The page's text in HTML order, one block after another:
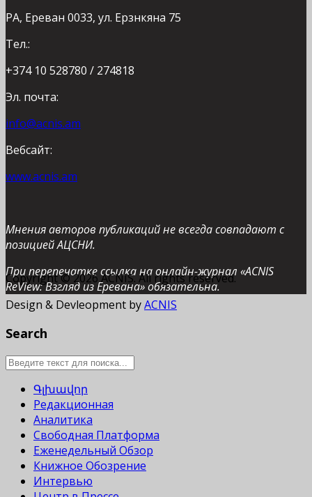
РА, Ереван 0033, ул. Ерзнкяна 75
Тел.:
+374 10 528780 / 274818
Эл. почта:
info@acnis.am
Вебсайт:
www.acnis.am
Мнения авторов публикаций не всегда совпадают с
позицией АЦСНИ.
При перепечатке ссылка на онлайн-журнал «ACNIS
ReView: Взгляд из Еревана» обязательна.
Copyright © 2026 ACNIS. All rights reserved.
Design & Devleopment byACNIS
Search
Գլխավոր
Редакционная
Аналитика
Свободная Платформа
Еженедельный Обзор
Книжное Обозрение
Интервью